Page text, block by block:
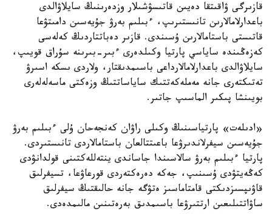
قازىرگى ۋاقىتقا دەيىن قاتىسۋشىلار وزدەرىنىڭ سايلاۋالدى
باعدارلامالارىن تانىستىرىپ، ءبىلىم بەرۋ جۇيەسىن دامىتۋعا
قاتىستى باستامالارىن ۇسىندى. قازىر دەباتتاردىڭ كەلەسى
كەزەڭىندە ساياسي پارتيا وكىلدەرى ءبىر-بىرىنە سۇراق قويىپ،
سايلاۋالدى باعدارلامالارداعى باسىمدىقتار، ولاردى ىسكە اسىرۋ
تەتىكتەرى جانە مەملەكەتتىك ساياساتتىڭ وزەكتى ماسەلەلەرى
بويىنشا پىكىر الماسىپ جاتىر.
«ادىلەت» پارتياسىنىڭ وكىلى راۋان كەنجەحان ۇلى ءبىلىم بەرۋ
جۇيەسىن سيفرلاندىرۋعا باعىتتالعان باستامالاردى تانىستىردى.
پارتيا ءبىلىم بەرۋ سالاسىندا جاساندى ينتەللەكتىنى قولدانۋدى
كەڭەيتۋدى ۇسىنىپ، جەكە دەرەكتەردى قورعاۋعا، تسيفرلىق
قاۋىپسىزدىكتى قامتاماسىز ەتۋگە جانە حالىقتىڭ سيفرلىق
ساۋاتتىلىعىن ارتتىرۋعا باسىمدىق بەرەتىنىن مالىمدەدى.